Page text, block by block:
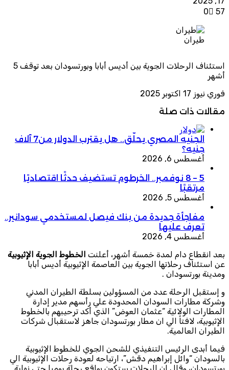
0
57
طيران
استئناف الرحلات الجوية بين أديس أبابا وبورتسودان بعد توقف 5
أشهر
فوري نيوز 17 اكتوبر 2025
مقالات ذات صلة
الجنيه المصري يحلّق.. هل يقترب الدولار من7 آلاف
جنيه؟
أغسطس 6, 2026
5 – 8 نوفمبر.. الخرطوم تستضيف حدثًا اقتصاديًا
مرتقبًا
أغسطس 5, 2026
مفاجأة جديدة من بنك فيصل لمستخدمي سودانير..
تعرف عليها
أغسطس 4, 2026
بعد انقطاع دام لمدة خمسة أشهر، أعلنت الخطوط الجوية الإثيوبية
عن استئناف رحلاتها الجوية بين العاصمة الإثيوبية أديس أبابا
ومدينة بورتسودان .
و إستقبل الرحلة عدد من المسؤولين بسلطة الطيران المدني
وشركة مطارات السودان المحدودة علي رأسهم مدير إدارة
المطارات الولائية “عثمان العوض” الذي أكد ترحيبهم بالخطوط
الإثيوبية، لافتاً الي ان مطار بورتسودان جاهز لاستقبال شركات
الطيران العالمية.
فيما أبدى الرئيس التنفيذي للشحن الجوي للخطوط الإثيوبية
بالسودان “وائل إبراهيم دقش”، ارتياحه لعودة رحلات الإثيوبية الي